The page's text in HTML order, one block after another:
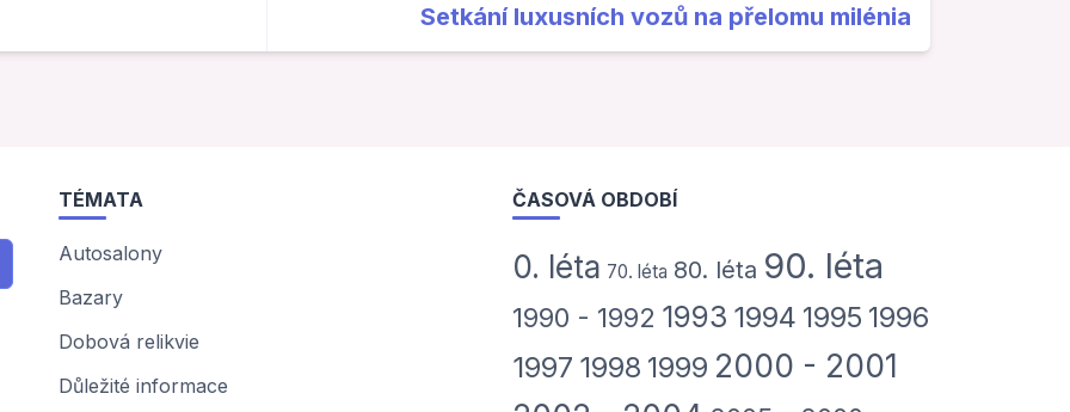
Setkání luxusních vozů na přelomu milénia
TÉMATA
Autosalony
Bazary
Dobová relikvie
Důležité informace
ČASOVÁ OBDOBÍ
0. léta 70. léta 80. léta 90. léta
1990 - 1992 1993 1994 1995 1996
1997 1998 1999 2000 - 2001